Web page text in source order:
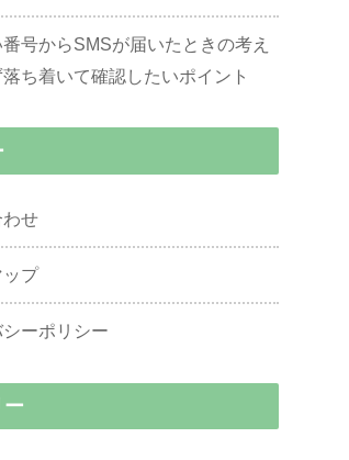
号からSMSが届いたときの考え
ち着いて確認したいポイント
せ
プ
ーポリシー
ー